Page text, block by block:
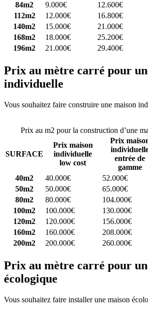
84m2
9.000€ 12.600€
112m2
12.000€ 16.800€
140m2
15.000€ 21.000€
168m2
18.000€ 25.200€
196m2
21.000€ 29.400€
Prix au mètre carré pour
individuelle
Vous souhaitez faire construire une maison
Prix au m2 pour la construction d’une
SURFACE
Prix maison
individuelle
low cost
Prix
entrée de
gamme
40m2
40.000€ 52.000€
50m2
50.000€ 65.000€
80m2
80.000€ 104.000€
100m2
100.000€ 130.000€
120m2
120.000€ 156.000€
160m2
160.000€ 208.000€
200m2
200.000€ 260.000€
Prix au mètre carré pour
écologique
Vous souhaitez faire installer une maison